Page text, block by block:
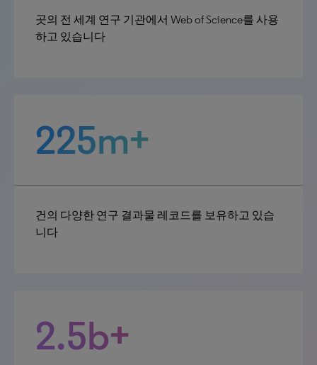
곳의 전 세계 연구 기관에서 Web of Science를 사용
하고 있습니다
225m+
건의 다양한 연구 결과물 레코드를 보유하고 있습
니다
2.5b+